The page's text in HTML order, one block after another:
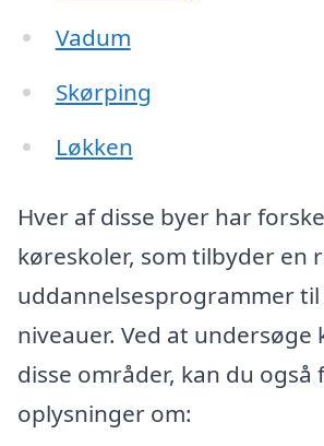
Vadum
Skørping
Løkken
Hver af disse byer har
køreskoler, som tilbyder en
uddannelsesprogrammer
niveauer. Ved at undersøge
disse områder, kan du også
oplysninger om: